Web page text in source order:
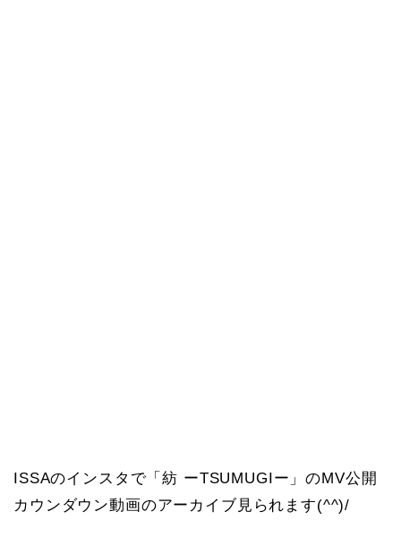
ISSAのインスタで「紡 ーTSUMUGIー」のMV公開
カウンダウン動画のアーカイブ見られます(^^)/